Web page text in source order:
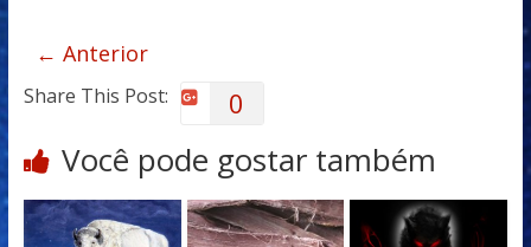
← Anterior
Share This Post: 0
Você pode gostar também